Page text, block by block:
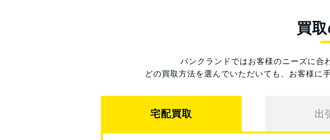
買
パンクランドではお客様のニーズに合
どの買取方法を選んでいただいても、お客様に
宅配買取 出